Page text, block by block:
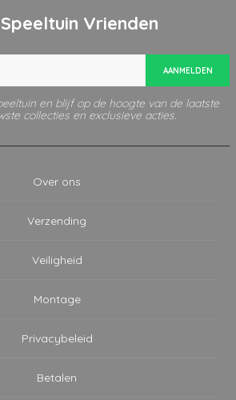
Vrienden
AANMELDEN
en blijf op de hoogte van de laatste
collecties en exclusieve acties.
Over ons
Verzending
Veiligheid
Montage
Privacybeleid
Betalen